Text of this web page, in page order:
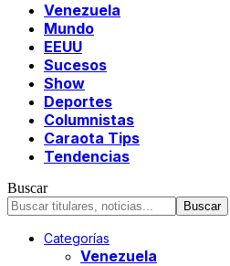
Venezuela
Mundo
EEUU
Sucesos
Show
Deportes
Columnistas
Caraota Tips
Tendencias
Buscar
Categorías
Venezuela